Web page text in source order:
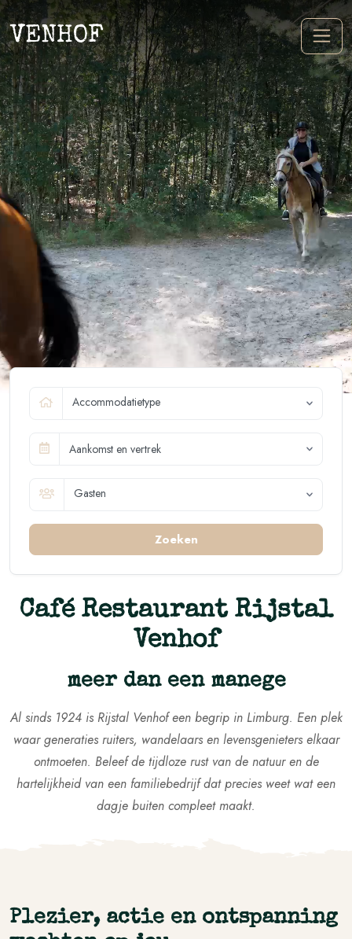
Accommodatietype
Aankomst en vertrek
Gasten
Zoeken
Café Restaurant Rijstal
Venhof
meer dan een manege
Al sinds 1924 is Rijstal Venhof een begrip in Limburg. Een plek
waar generaties ruiters, wandelaars en levensgenieters elkaar
ontmoeten. Beleef de tijdloze rust van de natuur en de
hartelijkheid van een familiebedrijf dat precies weet wat een
dagje buiten compleet maakt.
Plezier, actie en ontspanning